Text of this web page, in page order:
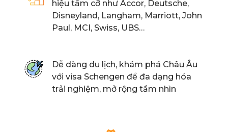
hiệu tầm cỡ như Accor, Deutsche,
Disneyland, Langham, Marriott, John
Paul, MCI, Swiss, UBS…
Dễ dàng du lịch, khám phá Châu Âu
với visa Schengen để đa dạng hóa
trải nghiệm, mở rộng tầm nhìn